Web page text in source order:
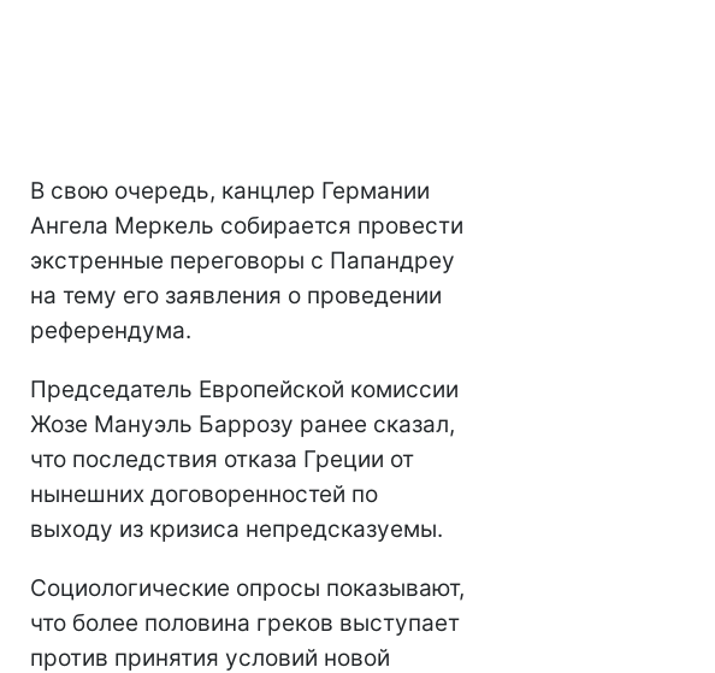
В свою очередь, канцлер Германии
Ангела Меркель собирается провести
экстренные переговоры с Папандреу
на тему его заявления о проведении
референдума.
Председатель Европейской комиссии
Жозе Мануэль Баррозу ранее сказал,
что последствия отказа Греции от
нынешних договоренностей по
выходу из кризиса непредсказуемы.
Социологические опросы показывают,
что более половина греков выступает
против принятия условий новой